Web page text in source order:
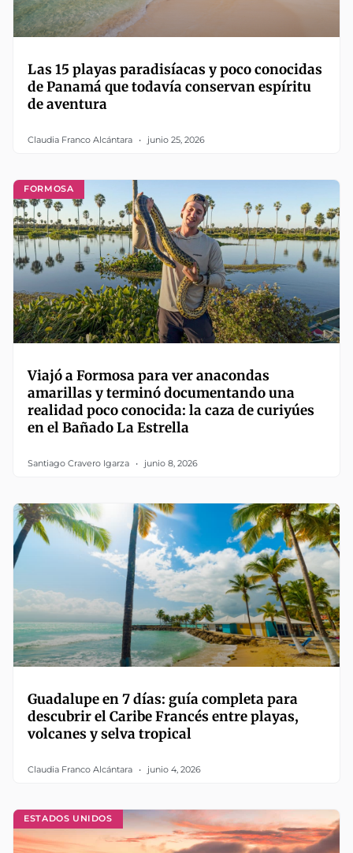
Las 15 playas paradisíacas y poco conocidas
de Panamá que todavía conservan espíritu
de aventura
Claudia Franco Alcántara junio 25, 2026
FORMOSA
Viajó a Formosa para ver anacondas
amarillas y terminó documentando una
realidad poco conocida: la caza de curiyúes
en el Bañado La Estrella
Santiago Cravero Igarza junio 8, 2026
Guadalupe en 7 días: guía completa para
descubrir el Caribe Francés entre playas,
volcanes y selva tropical
Claudia Franco Alcántara junio 4, 2026
ESTADOS UNIDOS